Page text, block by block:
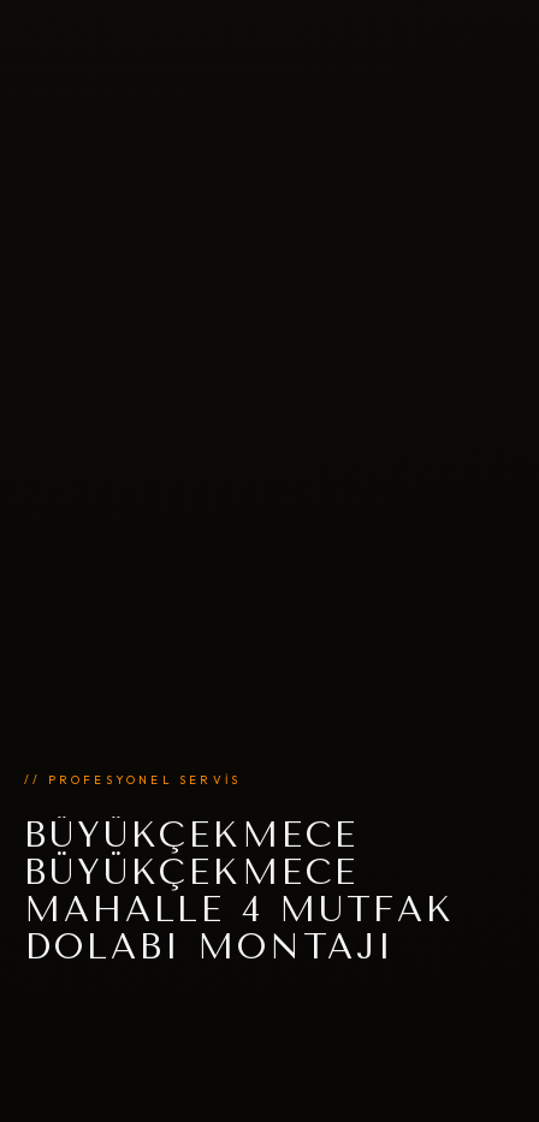
// PROFESYONEL SERVİS
BÜYÜKÇEKMECE
BÜYÜKÇEKMECE
MAHALLE 4 MUTFAK
DOLABI MONTAJI